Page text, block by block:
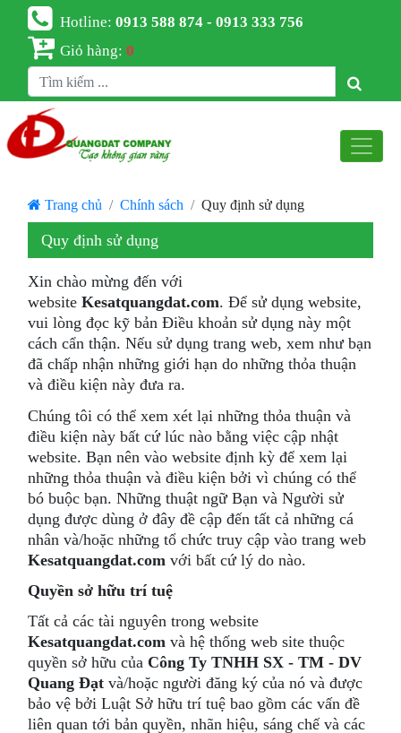
Hotline:0913 588 874 - 0913 333 756
Giỏ hàng:0
Trang chủ Chính sách Quy định sử dụng
Quy định sử dụng
Xin chào mừng đến với
websiteKesatquangdat.com. Để sử dụng website,
vui lòng đọc kỹ bản Điều khoản sử dụng này một
cách cẩn thận. Nếu sử dụng trang web, xem như bạn
đã chấp nhận những giới hạn do những thỏa thuận
và điều kiện này đưa ra.
Chúng tôi có thể xem xét lại những thỏa thuận và
điều kiện này bất cứ lúc nào bằng việc cập nhật
website. Bạn nên vào website định kỳ để xem lại
những thỏa thuận và điều kiện bởi vì chúng có thể
bó buộc bạn. Những thuật ngữ Bạn và Người sử
dụng được dùng ở đây đề cập đến tất cả những cá
nhân và/hoặc những tổ chức truy cập vào trang web
Kesatquangdat.com với bất cứ lý do nào.
Quyền sở hữu trí tuệ
Tất cả các tài nguyên trong website
Kesatquangdat.com và hệ thống web site thuộc
quyền sở hữu của Công Ty TNHH SX - TM - DV
Quang Đạt và/hoặc người đăng ký của nó và được
bảo vệ bởi Luật Sở hữu trí tuệ bao gồm các vấn đề
liên quan tới bản quyền, nhãn hiệu, sáng chế và các